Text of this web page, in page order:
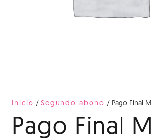
Inicio / Segundo abono / Pago Final
Pago Final